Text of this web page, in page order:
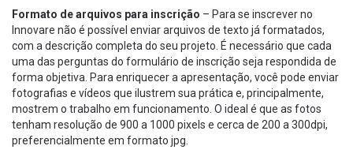
Formato de arquivos para inscrição – Para se inscrever no
Innovare não é possível enviar arquivos de texto já formatados,
com a descrição completa do seu projeto. É necessário que cada
uma das perguntas do formulário de inscrição seja respondida de
forma objetiva. Para enriquecer a apresentação, você pode enviar
fotografias e vídeos que ilustrem sua prática e, principalmente,
mostrem o trabalho em funcionamento. O ideal é que as fotos
tenham resolução de 900 a 1000 pixels e cerca de 200 a 300dpi,
preferencialmente em formato jpg.